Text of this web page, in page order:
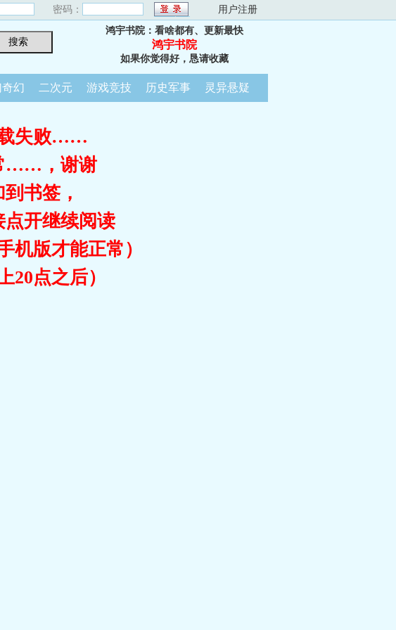
密码： 用户注册
鸿宇书院：看啥都有、更新最快
鸿宇书院
如果你觉得好，恳请收藏
幻 二次元 游戏竞技 历史军事 灵异悬疑
载失败……
……，谢谢
书签，
开继续阅读
机版才能正常）
20点之后）